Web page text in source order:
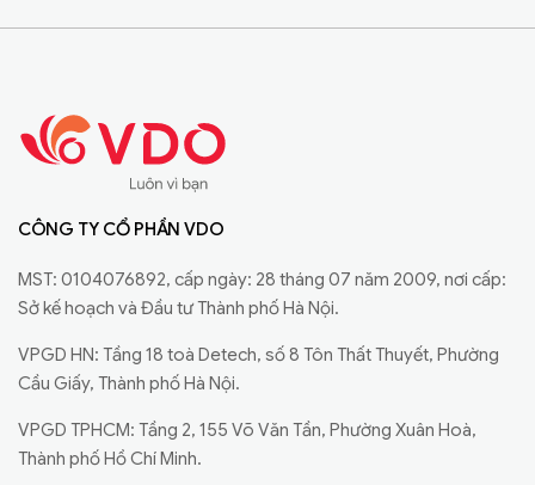
CÔNG TY CỔ PHẦN VDO
MST: 0104076892, cấp ngày: 28 tháng 07 năm 2009, nơi cấp:
Sở kế hoạch và Đầu tư Thành phố Hà Nội.
VPGD HN: Tầng 18 toà Detech, số 8 Tôn Thất Thuyết, Phường
Cầu Giấy, Thành phố Hà Nội.
VPGD TPHCM: Tầng 2, 155 Võ Văn Tần, Phường Xuân Hoà,
Thành phố Hồ Chí Minh.